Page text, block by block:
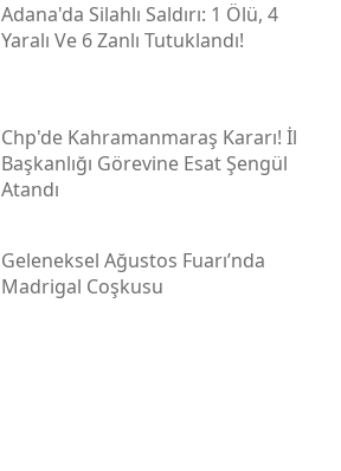
Adana'da Silahlı Saldırı: 1 Ölü, 4
Yaralı Ve 6 Zanlı Tutuklandı!
Chp'de Kahramanmaraş Kararı! İl
Başkanlığı Görevine Esat Şengül
Atandı
Geleneksel Ağustos Fuarı’nda
Madrigal Coşkusu